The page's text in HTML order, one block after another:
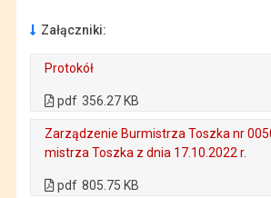
Załączniki:
Protokół
pdf 356.27 KB
Zarządzenie Burmistrza Toszka nr
mistrza Toszka z dnia 17.10.2022 r.
pdf 805.75 KB